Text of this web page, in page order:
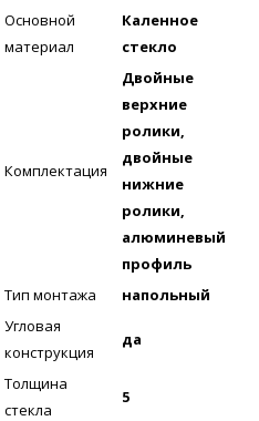
Основной
материал
Каленное
стекло
Комплектация
Двойные
верхние
ролики,
двойные
нижние
ролики,
алюминевый
профиль
Тип монтажа
напольный
Угловая
конструкция
да
Толщина
стекла
5